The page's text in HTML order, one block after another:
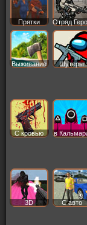
Прятки Отряд
Выживание Шутеры
С кровью в
3D С авто